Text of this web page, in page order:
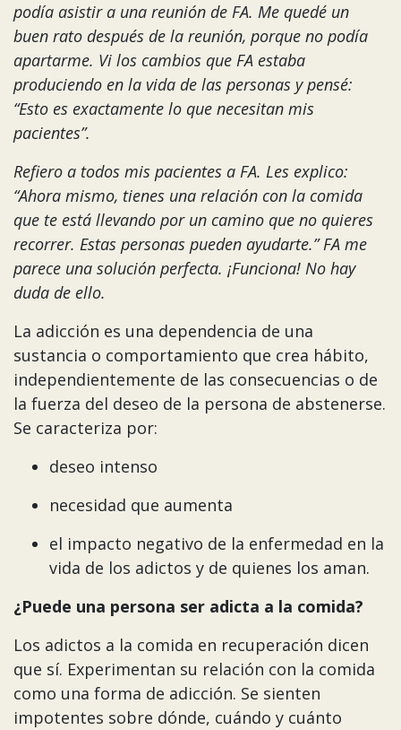
podía asistir a una reunión de FA. Me quedé un
buen rato después de la reunión, porque no podía
apartarme. Vi los cambios que FA estaba
produciendo en la vida de las personas y pensé:
“Esto es exactamente lo que necesitan mis
pacientes”.
Refiero a todos mis pacientes a FA. Les explico:
“Ahora mismo, tienes una relación con la comida
que te está llevando por un camino que no quieres
recorrer. Estas personas pueden ayudarte.” FA me
parece una solución perfecta. ¡Funciona! No hay
duda de ello.
La adicción es una dependencia de una
sustancia o comportamiento que crea hábito,
independientemente de las consecuencias o de
la fuerza del deseo de la persona de abstenerse.
Se caracteriza por:
deseo intenso
necesidad que aumenta
el impacto negativo de la enfermedad en la
vida de los adictos y de quienes los aman.
¿Puede una persona ser adicta a la comida?
Los adictos a la comida en recuperación dicen
que sí. Experimentan su relación con la comida
como una forma de adicción. Se sienten
impotentes sobre dónde, cuándo y cuánto